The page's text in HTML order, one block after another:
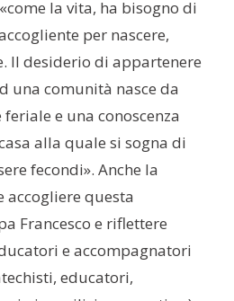
la vita, ha bisogno di
per nascere,
Il desiderio di appartenere
una comunità nasce da
e una conoscenza
alla quale si sogna di
fecondi». Anche la
accogliere questa
Francesco e riflettere
e accompagnatori
educatori,